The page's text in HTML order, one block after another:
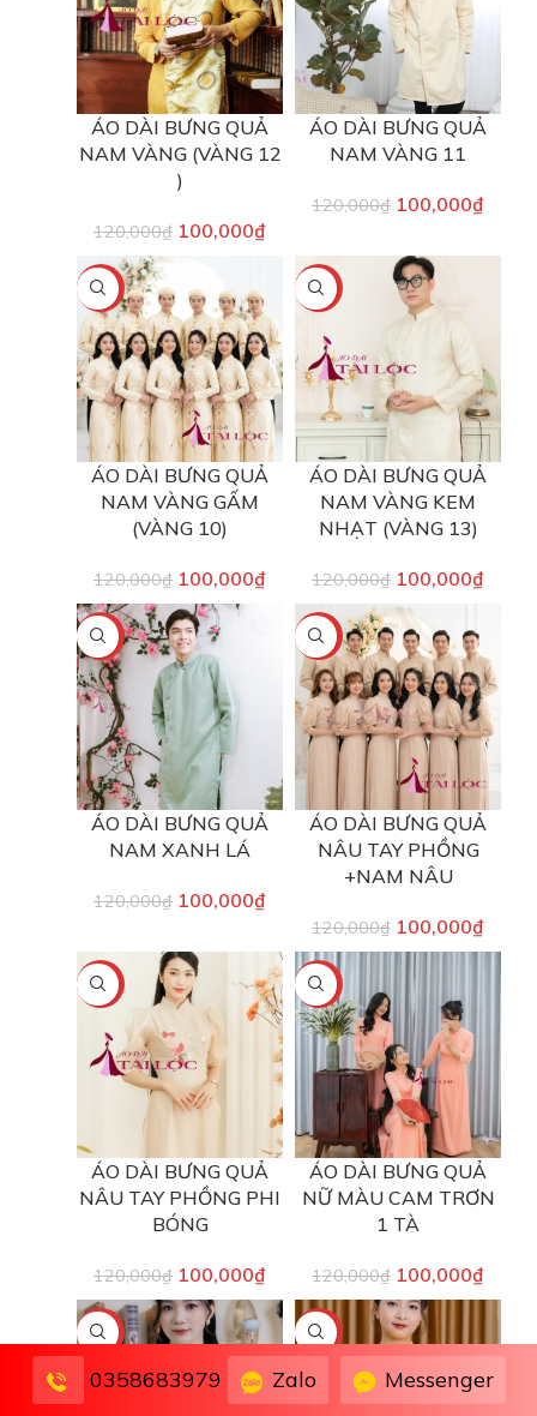
ÁO DÀI BƯNG QUẢ
NAM VÀNG (VÀNG 12
)
120,000₫ 100,000₫
ÁO DÀI BƯNG QUẢ
NAM VÀNG 11
120,000₫ 100,000₫
-17%
ÁO DÀI BƯNG QUẢ
NAM VÀNG GẤM
(VÀNG 10)
120,000₫ 100,000₫
-17%
ÁO DÀI BƯNG QUẢ
NAM VÀNG KEM
NHẠT (VÀNG 13)
120,000₫ 100,000₫
-17%
ÁO DÀI BƯNG QUẢ
NAM XANH LÁ
120,000₫ 100,000₫
-17%
ÁO DÀI BƯNG QUẢ
NÂU TAY PHỒNG
+NAM NÂU
120,000₫ 100,000₫
-17%
ÁO DÀI BƯNG QUẢ
NÂU TAY PHỒNG PHI
BÓNG
120,000₫ 100,000₫
-17%
ÁO DÀI BƯNG QUẢ
NỮ MÀU CAM TRƠN
1 TÀ
120,000₫ 100,000₫
-17% -33%
0358683979 Zalo Messenger